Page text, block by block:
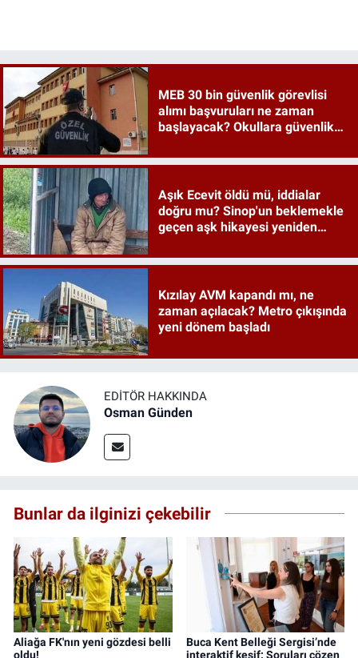
MEB 30 bin güvenlik görevlisi
alımı başvuruları ne zaman
başlayacak? Okullara güvenlik
Aşık Ecevit öldü mü, iddialar
doğru mu? Sinop'un beklemekle
geçen aşk hikayesi yeniden
Kızılay AVM kapandı mı, ne
zaman açılacak? Metro çıkışında
yeni dönem başladı
EDITÖR HAKKINDA
Osman Günden
Bunlar da ilginizi çekebilir
Aliağa FK'nın yeni gözdesi belli
oldu!
Buca Kent Belleği Sergisi’nde
interaktif keşif: Soruları çözen